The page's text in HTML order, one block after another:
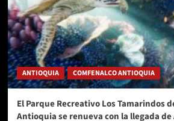
ANTIOQUIA COMFENALCO ANTIOQUIA
El Parque Recreativo Los Tamarindos
Antioquia se renueva con la llegada